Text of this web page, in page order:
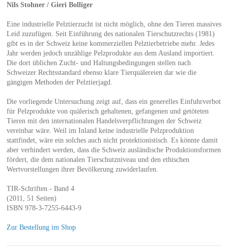
Nils Stohner / Gieri Bolliger
Eine industrielle Pelztierzucht ist nicht möglich, ohne den Tieren massives
Leid zuzufügen. Seit Einführung des nationalen Tierschutzrechts (1981)
gibt es in der Schweiz keine kommerziellen Pelztierbetriebe mehr. Jedes
Jahr werden jedoch unzählige Pelzprodukte aus dem Ausland importiert.
Die dort üblichen Zucht- und Haltungsbedingungen stellen nach
Schweizer Rechtsstandard ebenso klare Tierquälereien dar wie die
gängigen Methoden der Pelztierjagd.
Die vorliegende Untersuchung zeigt auf, dass ein generelles Einfuhrverbot
für Pelzprodukte von quälerisch gehaltenen, gefangenen und getöteten
Tieren mit den internationalen Handelsverpflichtungen der Schweiz
vereinbar wäre. Weil im Inland keine industrielle Pelzproduktion
stattfindet, wäre ein solches auch nicht protektionistisch. Es könnte damit
aber verhindert werden, dass die Schweiz ausländische Produktionsformen
fördert, die dem nationalen Tierschutzniveau und den ethischen
Wertvorstellungen ihrer Bevölkerung zuwiderlaufen.
TIR-Schriften - Band 4
(2011, 51 Seiten)
ISBN 978-3-7255-6443-9
Zur Bestellung im Shop